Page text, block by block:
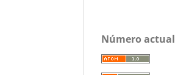
Número actual